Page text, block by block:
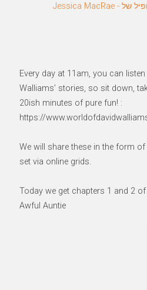
הפרופיל של Jessica MacRae -
Every day at 11am, you can
Walliams’ stories, so sit down,
20ish minutes of pure fun! :
https://
We will share these in the form
set via online grids.
Today we get chapters 1 and 2
Awful Auntie